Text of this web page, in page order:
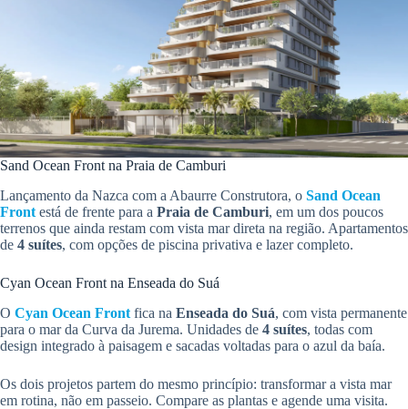
Sand Ocean Front na Praia de Camburi
Lançamento da Nazca com a Abaurre Construtora, o Sand Ocean
Front está de frente para a Praia de Camburi, em um dos poucos
terrenos que ainda restam com vista mar direta na região. Apartamentos
de 4 suítes, com opções de piscina privativa e lazer completo.
Cyan Ocean Front na Enseada do Suá
O Cyan Ocean Front fica na Enseada do Suá, com vista permanente
para o mar da Curva da Jurema. Unidades de 4 suítes, todas com
design integrado à paisagem e sacadas voltadas para o azul da baía.
Os dois projetos partem do mesmo princípio: transformar a vista mar
em rotina, não em passeio. Compare as plantas e agende uma visita.